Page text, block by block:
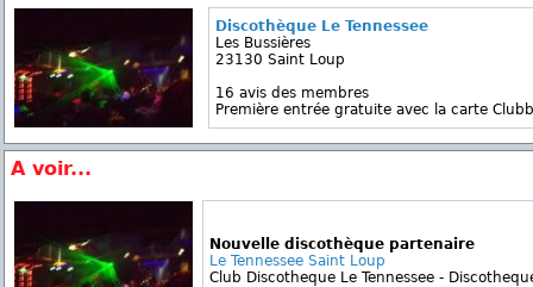
Discothèque Le Tennessee
Les Bussières
23130 Saint Loup
16 avis des membres
Première entrée gratuite avec la carte
A voir...
Nouvelle discothèque partenaire
Le Tennessee Saint Loup
Club Discotheque Le Tennessee -